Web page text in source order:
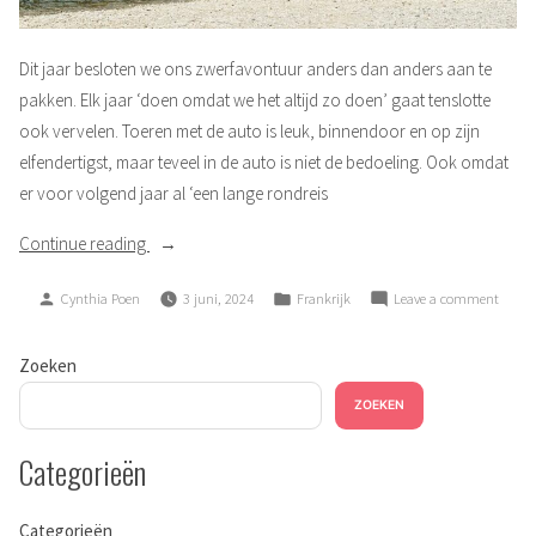
Dit jaar besloten we ons zwerfavontuur anders dan anders aan te
pakken. Elk jaar ‘doen omdat we het altijd zo doen’ gaat tenslotte
ook vervelen. Toeren met de auto is leuk, binnendoor en op zijn
elfendertigst, maar teveel in de auto is niet de bedoeling. Ook omdat
er voor volgend jaar al ‘een lange rondreis
Continue reading
“Goed
goed”
Posted
Cynthia Poen 3 juni, 2024
Posted
Frankrijk Leave a commenton
Zoeken
ZOEKEN
Categorieën
Categorieën